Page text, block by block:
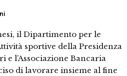
il Dipartimento per le
sportive della Presidenza
e l’Associazione Bancaria
di lavorare insieme al fine